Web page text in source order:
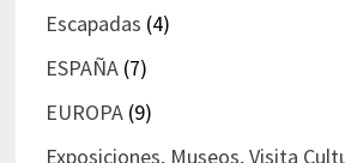
Escapadas (4)
ESPAÑA(7)
EUROPA(9)
Exposiciones, Museos, Visita